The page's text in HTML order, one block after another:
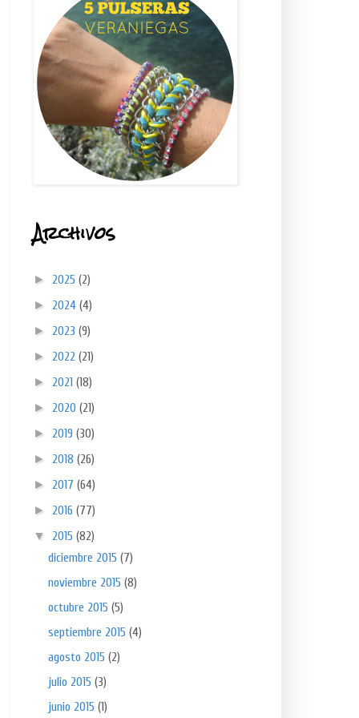
Archivos
► 2025 (2)
► 2024 (4)
► 2023 (9)
► 2022 (21)
► 2021 (18)
► 2020 (21)
► 2019 (30)
► 2018 (26)
► 2017 (64)
► 2016 (77)
▼ 2015 (82)
diciembre 2015(7)
noviembre 2015(8)
octubre 2015(5)
septiembre 2015(4)
agosto 2015(2)
julio 2015(3)
junio 2015(1)